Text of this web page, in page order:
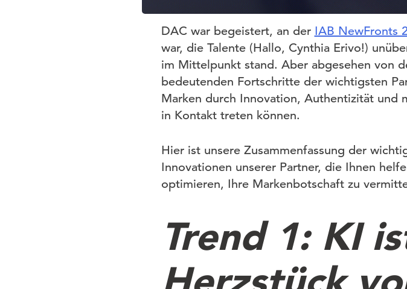
DAC war begeistert, an der IAB NewFronts
war, die Talente (Hallo, Cynthia Erivo!)
im Mittelpunkt stand. Aber abgesehen von
bedeutenden Fortschritte der wichtigsten
Marken durch Innovation, Authentizität und
in Kontakt treten können.
Hier ist unsere Zusammenfassung der
Innovationen unserer Partner, die Ihnen
optimieren, Ihre Markenbotschaft zu
Trend 1: KI